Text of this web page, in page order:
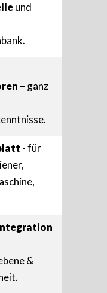
und
– ganz
- für
&